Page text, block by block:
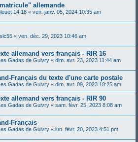
allemande
14 18 « ven. janv. 05, 2024 10:35 am
« ven. déc. 29, 2023 10:46 am
allemand vers français - RIR 16
Gadas de Guivry « dim. avr. 23, 2023 11:44 am
Français du texte d'une carte postale
Gadas de Guivry « dim. avr. 09, 2023 10:25 am
allemand vers français - RIR 90
Gadas de Guivry « sam. févr. 25, 2023 8:08 am
Français
Gadas de Guivry « lun. févr. 20, 2023 4:51 pm